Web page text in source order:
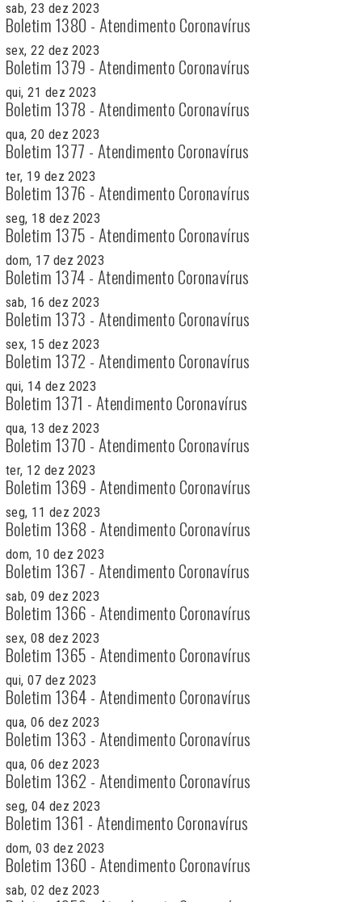
sab, 23 dez 2023
Boletim 1380 - Atendimento Coronavírus
sex, 22 dez 2023
Boletim 1379 - Atendimento Coronavírus
qui, 21 dez 2023
Boletim 1378 - Atendimento Coronavírus
qua, 20 dez 2023
Boletim 1377 - Atendimento Coronavírus
ter, 19 dez 2023
Boletim 1376 - Atendimento Coronavírus
seg, 18 dez 2023
Boletim 1375 - Atendimento Coronavírus
dom, 17 dez 2023
Boletim 1374 - Atendimento Coronavírus
sab, 16 dez 2023
Boletim 1373 - Atendimento Coronavírus
sex, 15 dez 2023
Boletim 1372 - Atendimento Coronavírus
qui, 14 dez 2023
Boletim 1371 - Atendimento Coronavírus
qua, 13 dez 2023
Boletim 1370 - Atendimento Coronavírus
ter, 12 dez 2023
Boletim 1369 - Atendimento Coronavírus
seg, 11 dez 2023
Boletim 1368 - Atendimento Coronavírus
dom, 10 dez 2023
Boletim 1367 - Atendimento Coronavírus
sab, 09 dez 2023
Boletim 1366 - Atendimento Coronavírus
sex, 08 dez 2023
Boletim 1365 - Atendimento Coronavírus
qui, 07 dez 2023
Boletim 1364 - Atendimento Coronavírus
qua, 06 dez 2023
Boletim 1363 - Atendimento Coronavírus
qua, 06 dez 2023
Boletim 1362 - Atendimento Coronavírus
seg, 04 dez 2023
Boletim 1361 - Atendimento Coronavírus
dom, 03 dez 2023
Boletim 1360 - Atendimento Coronavírus
sab, 02 dez 2023